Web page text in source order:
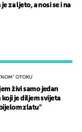
OTOKU
živi samo jedan
je diljem svijeta
zlatu"
za ljeto, a nosi se i na